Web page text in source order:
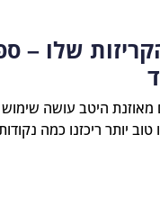
שלו –
מאוזנת היטב עושה
יותר ריכזנו כמה